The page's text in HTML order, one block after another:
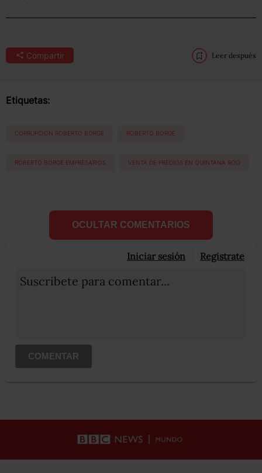
Compartir Leer después
Etiquetas:
CORRUPCION ROBERTO BORGE ROBERTO BORGE
ROBERTO BORGE EMPRESARIOS VENTA DE PREDIOS EN QUINTANA ROO
OCULTAR COMENTARIOS
Iniciar sesión Registrate
Suscribete para comentar...
COMENTAR